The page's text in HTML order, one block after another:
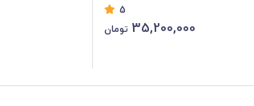
5
35,200,000 تومان